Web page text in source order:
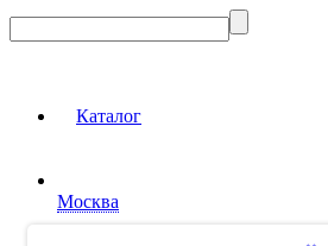
Каталог
Москва